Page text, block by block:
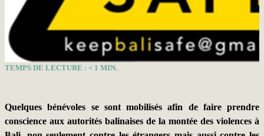
TEMPS DE LECTURE : < 1 MIN.
Quelques bénévoles se sont mobilisés afin de faire prendre
conscience aux autorités balinaises de la montée des violences à